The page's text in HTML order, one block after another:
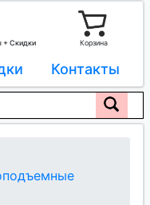
+ Скидки
Корзина
Контакты